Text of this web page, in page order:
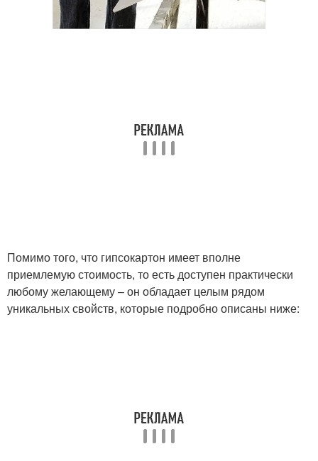
Помимо того, что гипсокартон имеет вполне
приемлемую стоимость, то есть доступен практически
любому желающему – он обладает целым рядом
уникальных свойств, которые подробно описаны ниже: